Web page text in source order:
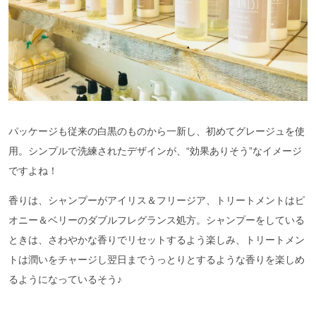
パッケージも従来の白黒のものから一新し、初めてグレージュを使
用。シンプルで洗練されたデザインが、“効果ありそう”なイメージ
ですよね！
香りは、シャンプーがアイリス＆フリージア、トリートメントはピ
オニー＆ベリーのダブルフレグランス処方。シャンプーをしている
ときは、さわやかな香りでリセットするよう楽しみ、トリートメン
トは潤いをチャージし翌日までうっとりとするような香りを楽しめ
るようになっているそう♪